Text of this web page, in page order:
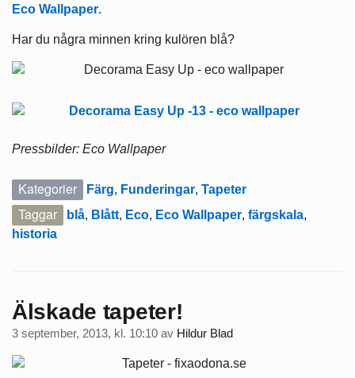
Eco Wallpaper.
Har du några minnen kring kulören blå?
Pressbilder: Eco Wallpaper
Kategorier Färg, Funderingar, Tapeter
Taggar blå, Blått, Eco, Eco Wallpaper, färgskala,
historia
Älskade tapeter!
3 september, 2013, kl. 10:10 av Hildur Blad